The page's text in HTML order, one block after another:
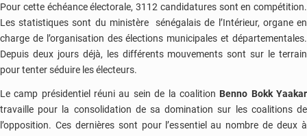
Pour cette échéance électorale, 3112 candidatures sont en compétition.
Les statistiques sont du ministère sénégalais de l’Intérieur, organe en
charge de l’organisation des élections municipales et départementales.
Depuis deux jours déjà, les différents mouvements sont sur le terrain
pour tenter séduire les électeurs.
Le camp présidentiel réuni au sein de la coalition Benno Bokk Yaakar
travaille pour la consolidation de sa domination sur les coalitions de
l’opposition. Ces dernières sont pour l’essentiel au nombre de deux à